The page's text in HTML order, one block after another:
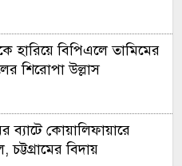
হারিয়ে বিপিএলে তামিমের
শিরোপা উল্লাস
ব্যাটে কোয়ালিফায়ারে
চট্টগ্রামের বিদায়